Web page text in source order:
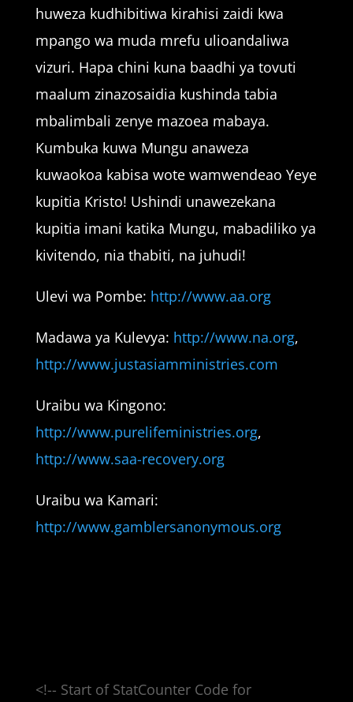
huweza kudhibitiwa kirahisi zaidi kwa
mpango wa muda mrefu ulioandaliwa
vizuri. Hapa chini kuna baadhi ya tovuti
maalum zinazosaidia kushinda tabia
mbalimbali zenye mazoea mabaya.
Kumbuka kuwa Mungu anaweza
kuwaokoa kabisa wote wamwendeao Yeye
kupitia Kristo! Ushindi unawezekana
kupitia imani katika Mungu, mabadiliko ya
kivitendo, nia thabiti, na juhudi!
Ulevi wa Pombe: http://www.aa.org
Madawa ya Kulevya: http://www.na.org,
http://www.justasiamministries.com
Uraibu wa Kingono:
http://www.purelifeministries.org,
http://www.saa-recovery.org
Uraibu wa Kamari:
http://www.gamblersanonymous.org
<!-- Start of StatCounter Code for